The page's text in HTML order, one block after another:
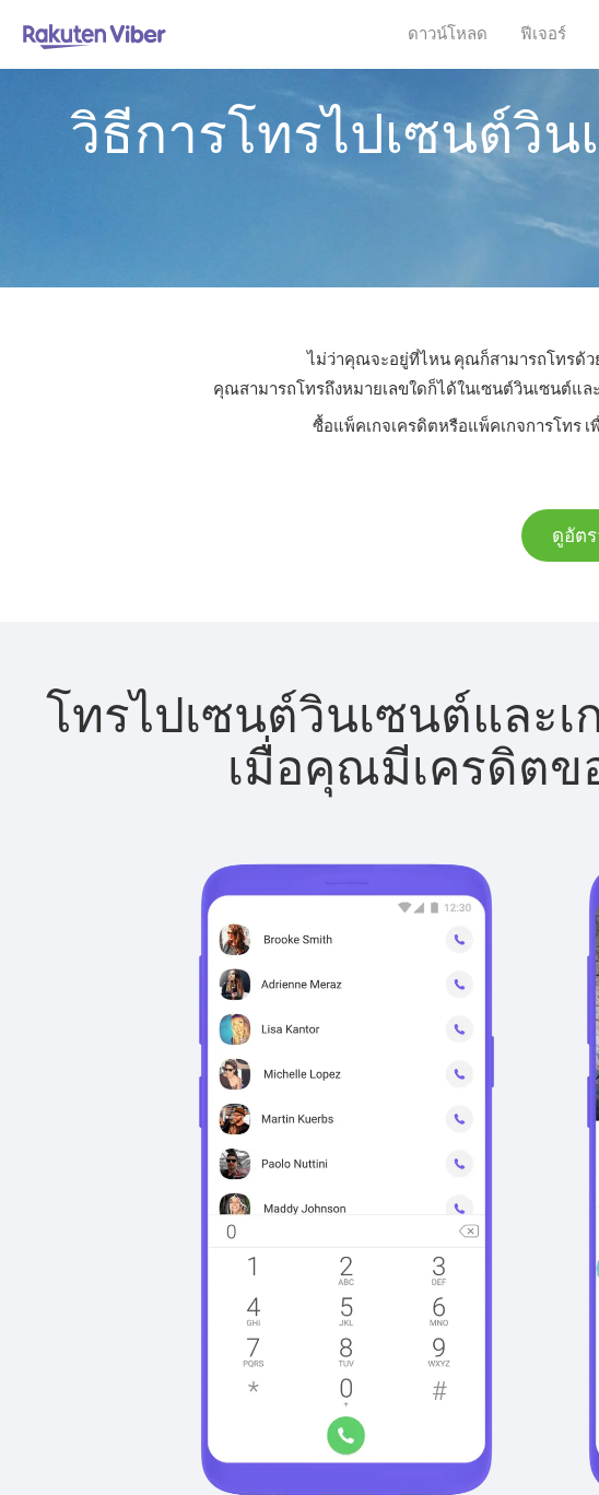
ดาวน์โหลด ฟีเจอร์
วิธีการโทรไปเซนต์วิ
ไม่ว่าคุณจะอยู่ที่ไหน คุณก็สามารถโทรด้ว
คุณสามารถโทรถึงหมายเลขใดก็ได้ในเซนต์วินเซนต์แล
ซื้อแพ็คเกจเครดิตหรือแพ็คเกจการโทร
ดูอัต
โทรไปเซนต์วินเซนต์และเ
เมื่อคุณมีเครดิตข